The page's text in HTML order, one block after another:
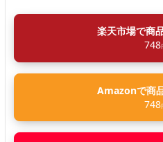
楽天市場で商
748
Amazonで商
748